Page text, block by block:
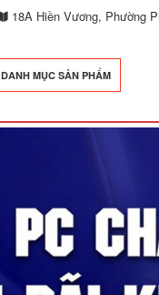
18A Hiền Vương, Phường
DANH MỤC SẢN PHẨM